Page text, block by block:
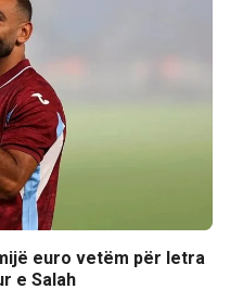
euro vetëm për letra
e Salah